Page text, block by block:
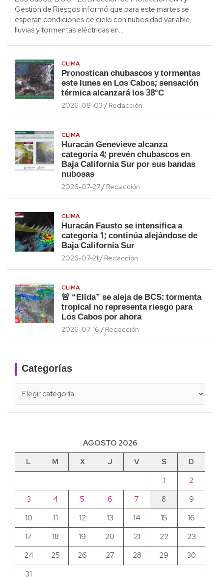
Gestión de Riesgos informó que para este martes se
esperan condiciones de cielo con nubosidad variable,
lluvias y tormentas eléctricas en…
CLIMA
Pronostican chubascos y tormentas
este lunes en Los Cabos; sensación
térmica alcanzará los 38°C
2026-08-03 Redacción
CLIMA
Huracán Genevieve alcanza
categoría 4; prevén chubascos en
Baja California Sur por sus bandas
nubosas
2026-07-27 Redacción
CLIMA
Huracán Fausto se intensifica a
categoría 1; continúa alejándose de
Baja California Sur
2026-07-21 Redacción
CLIMA
🚨 “Elida” se aleja de BCS: tormenta
tropical no representa riesgo para
Los Cabos por ahora
2026-07-16 Redacción
Categorías
AGOSTO 2026
L
M X J V S
D
1
2
3
4 5 6 7 8
9
10
11 12 13 14 15
16
17
18 19 20 21 22
23
24
25 26 27 28 29
30
31